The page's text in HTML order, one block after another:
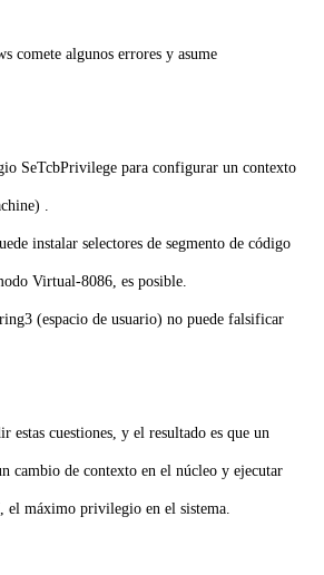
comete algunos errores y asume
SeTcbPrivilege para configurar un contexto
.
instalar selectores de segmento de código
Virtual-8086, es posible.
(espacio de usuario) no puede falsificar
estas cuestiones, y el resultado es que un
cambio de contexto en el núcleo y ejecutar
el máximo privilegio en el sistema.